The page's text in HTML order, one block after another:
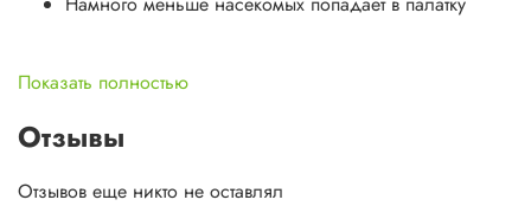
Показать полностью
Отзывы
Отзывов еще никто не оставлял